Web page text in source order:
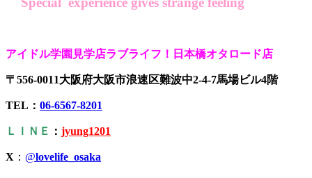
アイドル学園見学店ラブライフ！日本橋オタロード店
〒556-0011大阪府大阪市浪速区難波中2-4-7馬場ビル4階
TEL： 06-6567-8201
ＬＩＮＥ ： jyung1201
X ： @lovelife_osaka